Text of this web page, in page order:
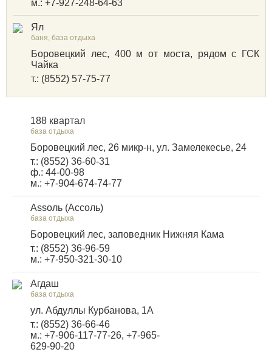
м.: +7-927-248-64-63
Ял
баня, база отдыха
Боровецкий лес, 400 м от моста, рядом с ГСК
Чайка
т.: (8552) 57-75-77
188 квартал
база отдыха
Боровецкий лес, 26 микр-н, ул. Замелекесье, 24
т.: (8552) 36-60-31
ф.: 44-00-98
м.: +7-904-674-74-77
Аssoль (Ассоль)
база отдыха
Боровецкий лес, заповедник Нижняя Кама
т.: (8552) 36-96-59
м.: +7-950-321-30-10
Агдаш
база отдыха
ул. Абдуллы Курбанова, 1А
т.: (8552) 36-66-46
м.: +7-906-117-77-26, +7-965-
629-90-20